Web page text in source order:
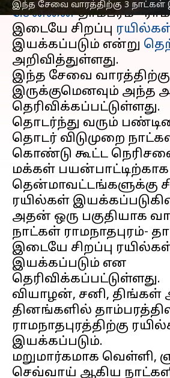
இந்த சேவை வாரத்திற்கு 3 நாட்கள்
சென்னைதாம்பரம் -
இடையே சிறப்பு
இயக்கப்படும் என்று
அறிவித்துள்ளது.
இந்த சேவை
இருக்குமெனவும் அந்த
தெரிவிக்கப்பட்டுள்ளது.
தொடர்ந்து வரும்
தொடர் விடுமுறை
கொண்டு கூட்ட
மக்கள் பயன்பாட்டிற்காக
தென்மாவட்டங்களுக்கு
ரயில்கள்
அதன் ஒரு பகுதியாக
நாட்கள் ராமநாதபுரம்-
இடையே சிறப்பு
இயக்கப்படும் என
தெரிவிக்கப்பட்டுள்ளது.
வியாழன், சனி, திங்கள்
தினங்களில்
ராமநாதபுரத்திற்கு
இயக்கப்படும்.
மறுமார்கமாக வெள்ளி,
செவ்வாய் ஆகிய